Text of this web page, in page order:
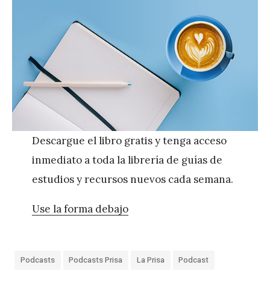
Descargue el libro gratis y tenga acceso
inmediato a toda la librería de guías de
estudios y recursos nuevos cada semana.
Use la forma debajo
Podcasts Podcasts Prisa La Prisa Podcast